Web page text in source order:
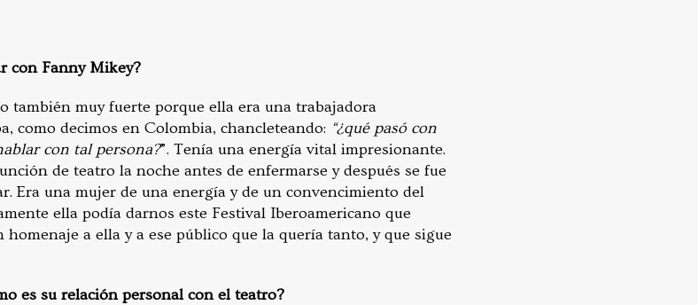
con Fanny Mikey?
también muy fuerte porque ella era una trabajadora
como decimos en Colombia, chancleteando: “¿qué pasó con
con tal persona?”. Tenía una energía vital impresionante.
de teatro la noche antes de enfermarse y después se fue
Era una mujer de una energía y de un convencimiento del
ella podía darnos este Festival Iberoamericano que
a ella y a ese público que la quería tanto, y que sigue
es su relación personal con el teatro?